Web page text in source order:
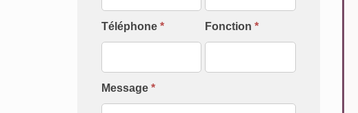
Téléphone * Fonction*
Message *